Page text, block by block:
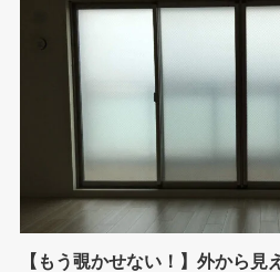
【もう覗かせない！】外から見